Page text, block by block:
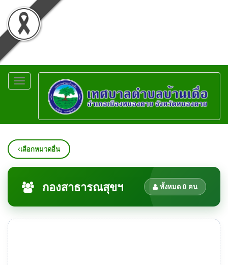
Toggle
navigation
เลือกหมวดอื่น
กองสาธารณสุขฯ ทั้งหมด 0 คน